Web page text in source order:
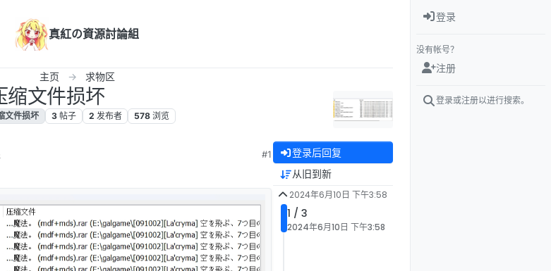
真紅の資源討論組
主页 求物区
缩文件损坏
文件损坏 3 帖子 2 发布者 578 浏览
#1 登录后回复
从旧到新
2024年6月10日 下午3:58
1 / 3
2024年6月10日 下午3:58
登录
没有帐号？
注册
登录或注册以进行搜索。